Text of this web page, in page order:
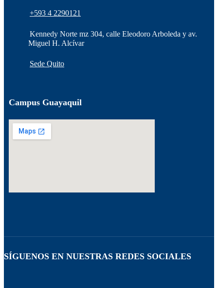
+593 4 2290121
Kennedy Norte mz 304, calle Eleodoro Arboleda y av.
Miguel H. Alcívar
Sede Quito
Campus Guayaquil
SÍGUENOS EN NUESTRAS REDES SOCIALES